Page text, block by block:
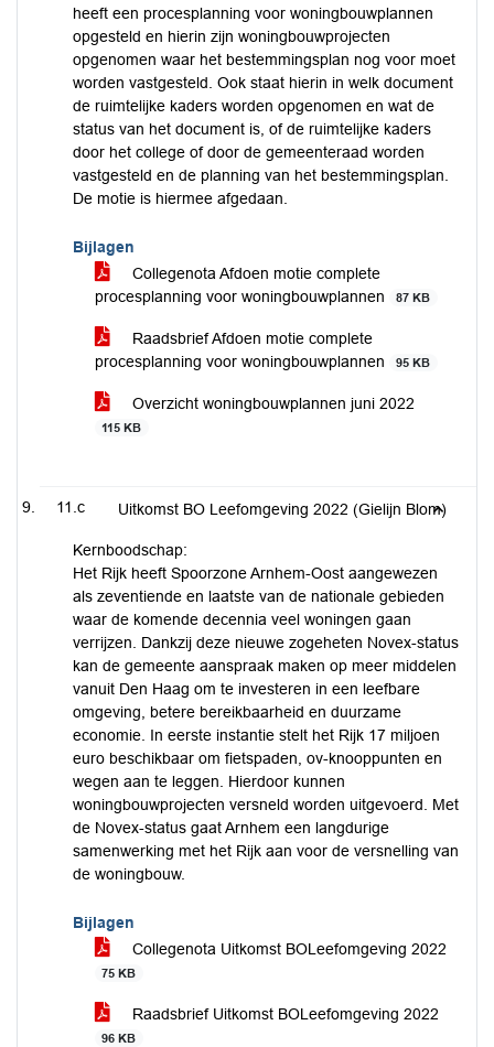
heeft een procesplanning voor woningbouwplannen
opgesteld en hierin zijn woningbouwprojecten
opgenomen waar het bestemmingsplan nog voor moet
worden vastgesteld. Ook staat hierin in welk document
de ruimtelijke kaders worden opgenomen en wat de
status van het document is, of de ruimtelijke kaders
door het college of door de gemeenteraad worden
vastgesteld en de planning van het bestemmingsplan.
De motie is hiermee afgedaan.
Bijlagen
Collegenota Afdoen motie complete
procesplanning voor woningbouwplannen
87 KB
Raadsbrief Afdoen motie complete
procesplanning voor woningbouwplannen
95 KB
Overzicht woningbouwplannen juni 2022
115 KB
11.c Uitkomst BO Leefomgeving 2022 (Gielijn Blom)
Kernboodschap:
Het Rijk heeft Spoorzone Arnhem-Oost aangewezen
als zeventiende en laatste van de nationale gebieden
waar de komende decennia veel woningen gaan
verrijzen. Dankzij deze nieuwe zogeheten Novex-status
kan de gemeente aanspraak maken op meer middelen
vanuit Den Haag om te investeren in een leefbare
omgeving, betere bereikbaarheid en duurzame
economie. In eerste instantie stelt het Rijk 17 miljoen
euro beschikbaar om fietspaden, ov-knooppunten en
wegen aan te leggen. Hierdoor kunnen
woningbouwprojecten versneld worden uitgevoerd. Met
de Novex-status gaat Arnhem een langdurige
samenwerking met het Rijk aan voor de versnelling van
de woningbouw.
Bijlagen
Collegenota Uitkomst BOLeefomgeving 2022
75 KB
Raadsbrief Uitkomst BOLeefomgeving 2022
96 KB